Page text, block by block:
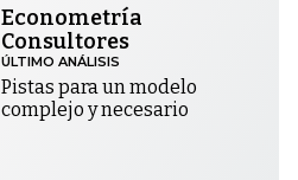
Econometría
Consultores
ÚLTIMO ANÁLISIS
Pistas para un modelo
complejo y necesario